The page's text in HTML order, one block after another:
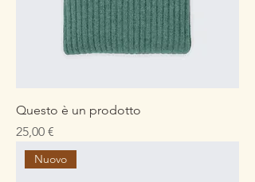
Questo è un prodotto
Prezzo
25,00 €
Nuovo